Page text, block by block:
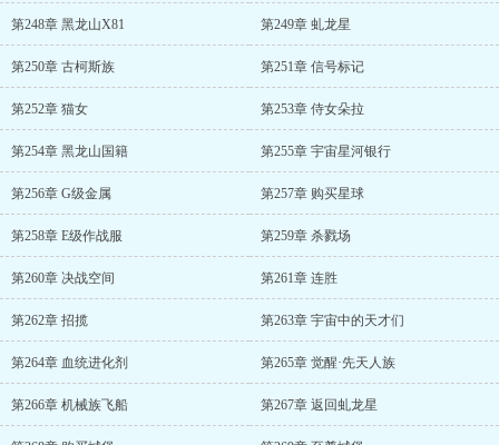
第248章 黑龙山X81 第249章 虬龙星
第250章 古柯斯族 第251章 信号标记
第252章 猫女 第253章 侍女朵拉
第254章 黑龙山国籍 第255章 宇宙星河银行
第256章 G级金属 第257章 购买星球
第258章 E级作战服 第259章 杀戮场
第260章 决战空间 第261章 连胜
第262章 招揽 第263章 宇宙中的天才们
第264章 血统进化剂 第265章 觉醒·先天人族
第266章 机械族飞船 第267章 返回虬龙星